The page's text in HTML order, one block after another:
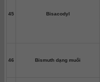
45 Bisacodyl
46 Bismuth dạng muối